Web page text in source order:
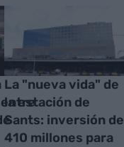
La "nueva vida" de
la estación de
Sants: inversión de
410 millones para